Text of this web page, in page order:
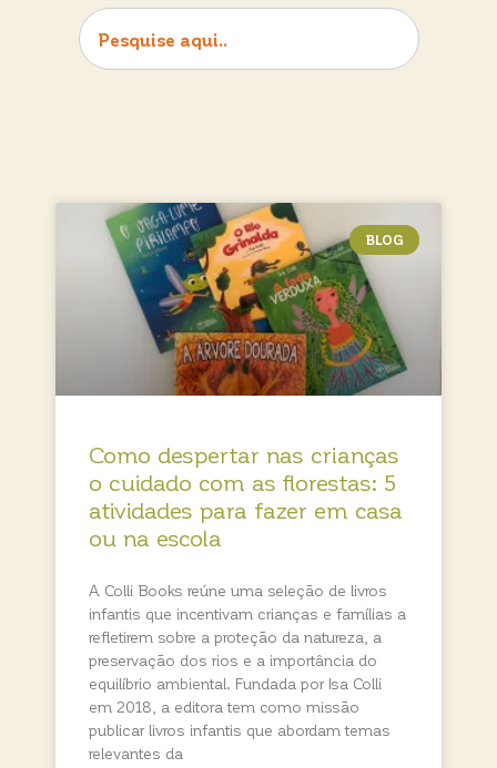
BLOG
Como despertar nas crianças
o cuidado com as florestas: 5
atividades para fazer em casa
ou na escola
A Colli Books reúne uma seleção de livros
infantis que incentivam crianças e famílias a
refletirem sobre a proteção da natureza, a
preservação dos rios e a importância do
equilíbrio ambiental. Fundada por Isa Colli
em 2018, a editora tem como missão
publicar livros infantis que abordam temas
relevantes da